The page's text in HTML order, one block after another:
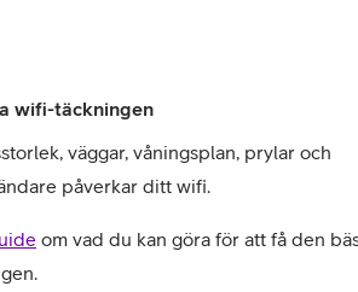
wifi-täckningen
väggar, våningsplan, prylar och
påverkar ditt wifi.
om vad du kan göra för att få den